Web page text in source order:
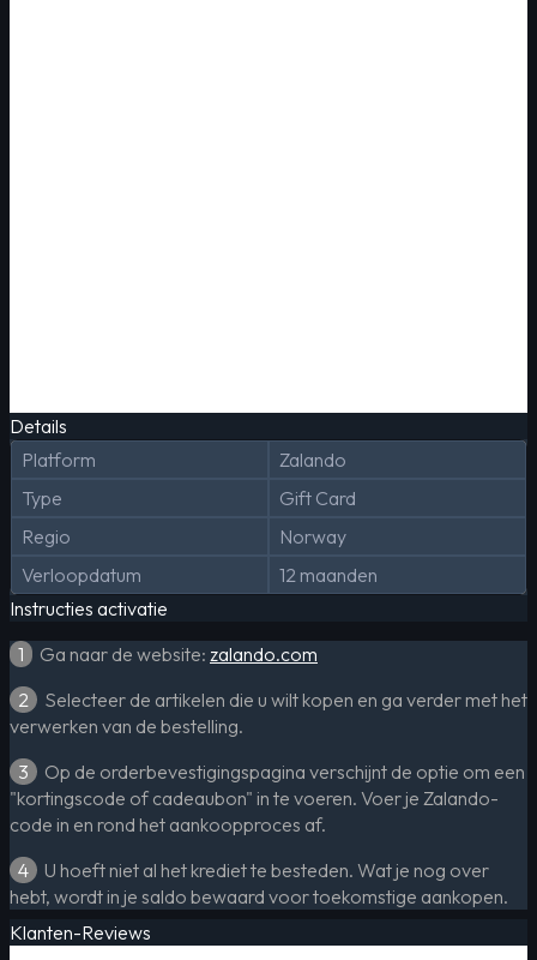
Details
Platform
Zalando
Type
Gift Card
Regio
Norway
Verloopdatum
12 maanden
Instructies activatie
1
Ga naar de website: zalando.com
2
Selecteer de artikelen die u wilt kopen en ga verder met het
verwerken van de bestelling.
3
Op de orderbevestigingspagina verschijnt de optie om een
​​"kortingscode of cadeaubon" in te voeren. Voer je Zalando-
code in en rond het aankoopproces af.
4
U hoeft niet al het krediet te besteden. Wat je nog over
hebt, wordt in je saldo bewaard voor toekomstige aankopen.
Klanten-Reviews